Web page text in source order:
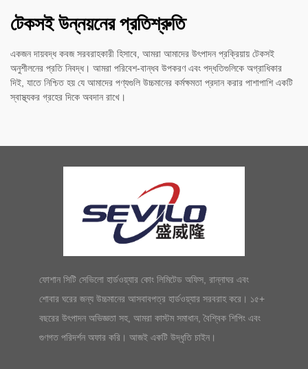
টেকসই উন্নয়নের প্রতিশ্রুতি
একজন দায়বদ্ধ কবজ সরবরাহকারী হিসাবে, আমরা আমাদের উৎপাদন প্রক্রিয়ায় টেকসই
অনুশীলনের প্রতি নিবদ্ধ। আমরা পরিবেশ-বান্ধব উপকরণ এবং পদ্ধতিগুলিকে অগ্রাধিকার
দিই, যাতে নিশ্চিত হয় যে আমাদের পণ্যগুলি উচ্চমানের কর্মক্ষমতা প্রদান করার পাশাপাশি একটি
স্বাস্থ্যকর গ্রহের দিকে অবদান রাখে।
ফোশান সিটি সেভিলো হার্ডওয়্যার কোং লিমিটেড অফিস, রান্নাঘর এবং
শোবার ঘরের জন্য উচ্চমানের আসবাবপত্র হার্ডওয়্যার সরবরাহ করে। ১৫+
বছরের উৎপাদন অভিজ্ঞতা সহ, আমরা কাস্টম সমাধান, বৈশ্বিক শিপিং এবং
গুণগত পরিদর্শন অফার করি। আজই একটি উদ্ধৃতি চাইন।